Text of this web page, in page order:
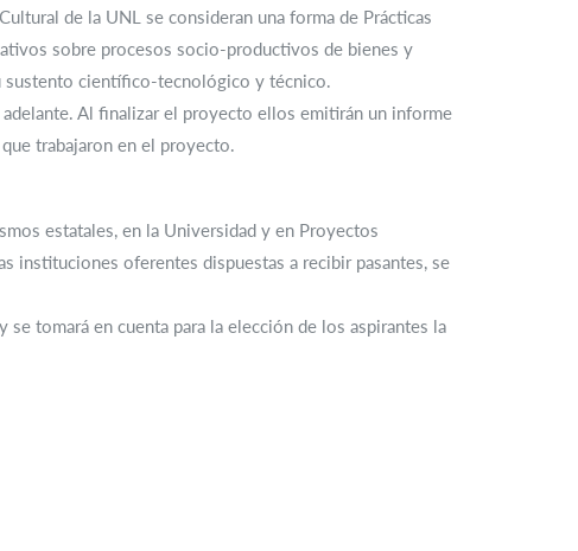
de la UNL se consideran una forma de Prácticas
sobre procesos socio-productivos de bienes y
sustento científico-tecnológico y técnico.
Al finalizar el proyecto ellos emitirán un informe
trabajaron en el proyecto.
estatales, en la Universidad y en Proyectos
instituciones oferentes dispuestas a recibir pasantes, se
tomará en cuenta para la elección de los aspirantes la